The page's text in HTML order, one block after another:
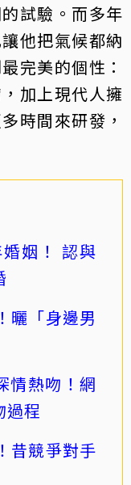
試驗。而多年
他把氣候都納
完美的個性：
加上現代人擁
時間來研發，
姻！ 認與
曬「身邊男
情熱吻！網
過程
昔競爭對手